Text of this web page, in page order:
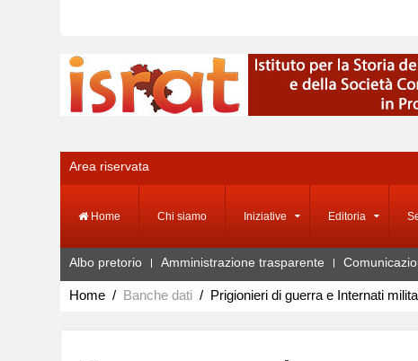
Area riservata
Home Chi siamo Iniziative Editoria
Albo pretorio Amministrazione trasparente
Home Banche dati Prigionieri di guerra e Internati